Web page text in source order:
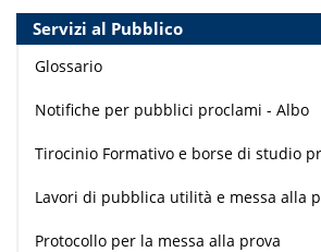
Servizi al Pubblico
Glossario
Notifiche per pubblici proclami - Albo
Tirocinio Formativo e borse di studio
Lavori di pubblica utilità e messa alla
Protocollo per la messa alla prova